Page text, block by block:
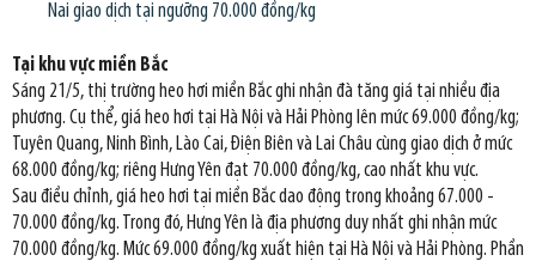
Nai giao dịch tại ngưỡng 70.000 đồng/kg
Tại khu vực miền Bắc
Sáng 21/5, thị trường heo hơi miền Bắc ghi nhận đà tăng giá tại nhiều địa
phương. Cụ thể, giá heo hơi tại Hà Nội và Hải Phòng lên mức 69.000 đồng/kg;
Tuyên Quang, Ninh Bình, Lào Cai, Điện Biên và Lai Châu cùng giao dịch ở mức
68.000 đồng/kg; riêng Hưng Yên đạt 70.000 đồng/kg, cao nhất khu vực.
Sau điều chỉnh, giá heo hơi tại miền Bắc dao động trong khoảng 67.000 -
70.000 đồng/kg. Trong đó, Hưng Yên là địa phương duy nhất ghi nhận mức
70.000 đồng/kg. Mức 69.000 đồng/kg xuất hiện tại Hà Nội và Hải Phòng. Phần